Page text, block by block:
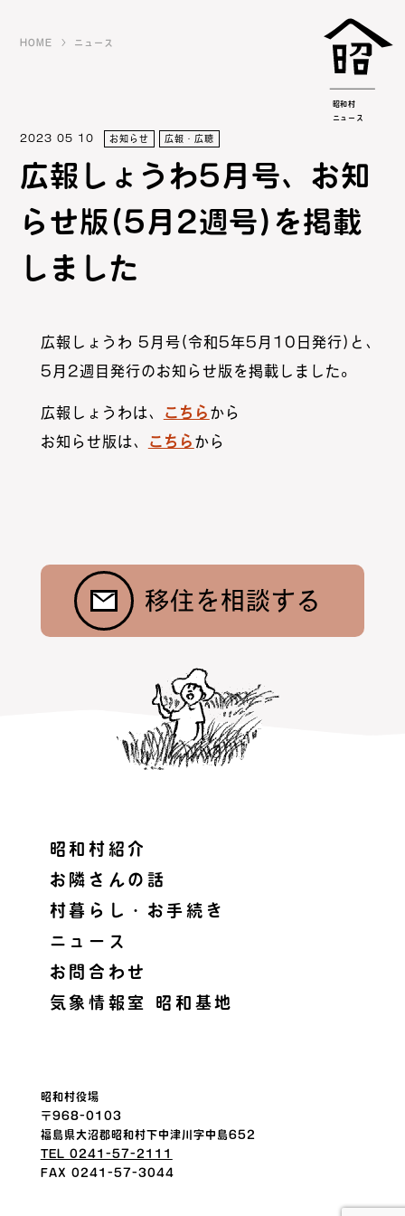
昭和村
ニュース
トップ
昭和村紹介
お隣さんの話
村暮らし・お手続き
ニュース
お問合わせ
HOME ニュース
2023 05 10 お知らせ 広報・広聴
広報しょうわ5月号、お知
らせ版(5月2週号)を掲載
しました
広報しょうわ 5月号(令和5年5月10日発行)と、
5月2週目発行のお知らせ版を掲載しました。
広報しょうわは、 こちら から
お知らせ版は、
こちら から
移住を相談する
昭和村紹介
お隣さんの話
村暮らし・お手続き
ニュース
お問合わせ
気象情報室 昭和基地
昭和村役場
〒968-0103
福島県大沼郡昭和村下中津川字中島652
TEL 0241-57-2111
FAX 0241-57-3044